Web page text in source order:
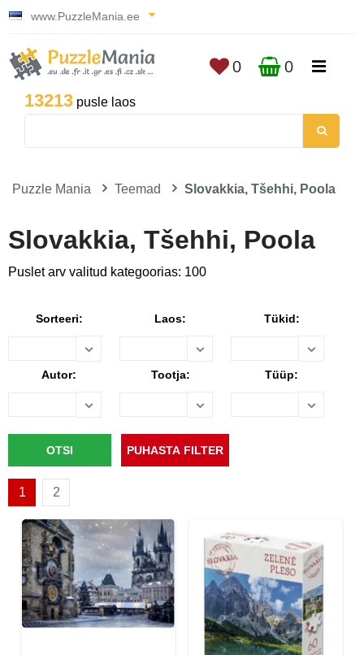
www.PuzzleMania.ee
13213 pusle laos
0 0
Puzzle Mania Teemad Slovakkia, Tšehhi, Poola
Slovakkia, Tšehhi, Poola
Puslet arv valitud kategoorias: 100
Sorteeri: Laos: Tükid:
Autor: Tootja: Tüüp:
1 2